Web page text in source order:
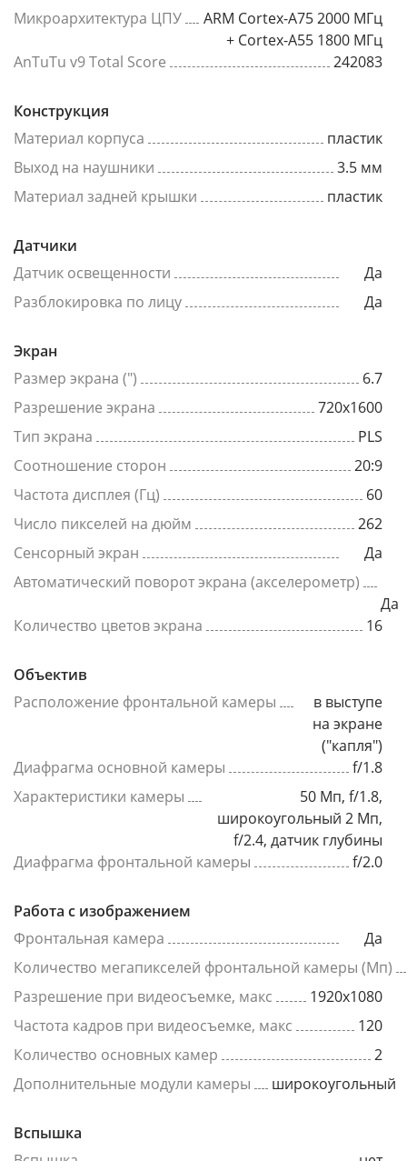
Микроархитектура ЦПУ
ARM Cortex-A75 2000 МГц
+ Cortex-A55 1800 МГц
AnTuTu v9 Total Score
242083
Конструкция
Материал корпуса
пластик
Выход на наушники
3.5 мм
Материал задней крышки
пластик
Датчики
Датчик освещенности
Да
Разблокировка по лицу
Да
Экран
Размер экрана (")
6.7
Разрешение экрана
720x1600
Тип экрана
PLS
Соотношение сторон
20:9
Частота дисплея (Гц)
60
Число пикселей на дюйм
262
Сенсорный экран
Да
Автоматический поворот экрана (акселерометр)
Да
Количество цветов экрана
16
Объектив
Расположение фронтальной камеры
в выступе
на экране
("капля")
Диафрагма основной камеры
f/1.8
Характеристики камеры
50 Мп, f/1.8,
широкоугольный 2 Мп,
f/2.4, датчик глубины
Диафрагма фронтальной камеры
f/2.0
Работа с изображением
Фронтальная камера
Да
Количество мегапикселей фронтальной камеры (Мп)
Разрешение при видеосъемке, макс
1920x1080
Частота кадров при видеосъемке, макс
120
Количество основных камер
2
Дополнительные модули камеры
широкоугольный
Вспышка